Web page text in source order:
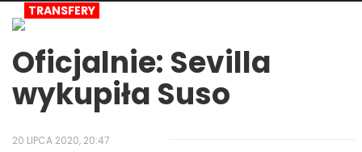
TRANSFERY
Oficjalnie: Sevilla
wykupiła Suso
20 LIPCA 2020, 20:47